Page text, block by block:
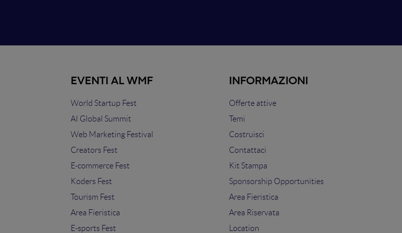
EVENTI AL WMF
World Startup Fest
AI Global Summit
Web Marketing Festival
Creators Fest
E-commerce Fest
Koders Fest
Tourism Fest
Area Fieristica
E-sports Fest
INFORMAZIONI
Offerte attive
Temi
Costruisci
Contattaci
Kit Stampa
Sponsorship Opportunities
Area Fieristica
Area Riservata
Location